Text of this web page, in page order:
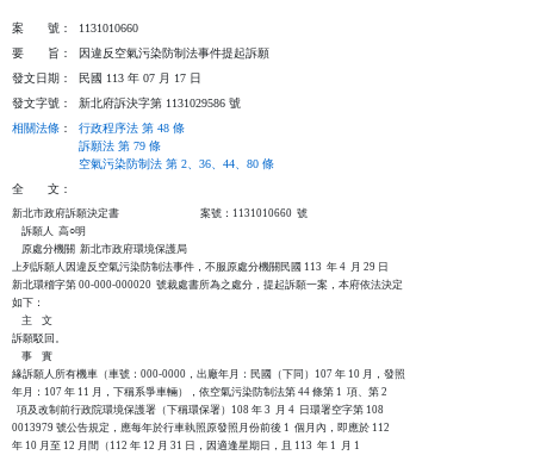
案 號：
1131010660
要
旨：
因違反空氣污染防制法事件提起訴願
發文日期：
民國 113 年 07 月 17 日
發文字號：
新北府訴決字第 1131029586 號
相關法條 ：
行政程序法 第 48 條
訴願法 第 79 條
空氣污染防制法 第 2、36、44、80 條
全
文：
新北市政府訴願決定書                                  案號：1131010660  號
    訴願人  高○明
    原處分機關  新北市政府環境保護局
上列訴願人因違反空氣污染防制法事件，不服原處分機關民國 113  年 4  月 29 日
新北環稽字第 00-000-000020  號裁處書所為之處分，提起訴願一案，本府依法決定
如下：
    主    文
訴願駁回。
    事    實
緣訴願人所有機車（車號：000-0000，出廠年月：民國（下同）107 年 10 月，發照
年月：107 年 11 月，下稱系爭車輛），依空氣污染防制法第 44 條第 1  項、第 2
  項及改制前行政院環境保護署（下稱環保署）108 年 3  月 4  日環署空字第 108
0013979 號公告規定，應每年於行車執照原發照月份前後 1  個月內，即應於 112
年 10 月至 12 月間（112 年 12 月 31 日，因適逢星期日，且 113  年 1  月 1